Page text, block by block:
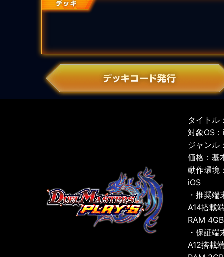
タイトル
対象OS
ジャンル
価格：基
動作環境
iOS
・推奨端
A14搭載
RAM
・保証端
A12搭載